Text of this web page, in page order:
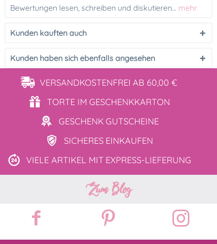
Bewertungen lesen, schreiben und diskutieren... mehr
Kunden kauften auch
Kunden haben sich ebenfalls angesehen
VERSANDKOSTENFREI AB 60,00 €
TORTE IM GESCHENKKARTON
GESCHENK GUTSCHEINE
SICHERES EINKAUFEN
VIELE ARTIKEL MIT EXPRESS-LIEFERUNG
Zum Blog